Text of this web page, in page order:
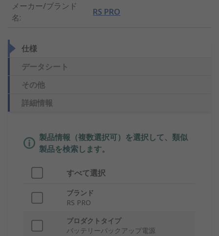
メーカー/ブランド
名:
RS PRO
仕様
データシート
その他
詳細情報
製品情報（複数選択可）を選択して、類似
製品を検索します。
すべて選択
ブランド
RS PRO
プロダクトタイプ
バッテリーバックアップ電源